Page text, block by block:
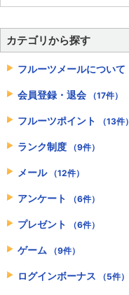
カテゴリから探す
フルーツメールについて
会員登録・退会 （17件）
フルーツポイント （13件）
ランク制度 （9件）
メール （12件）
アンケート （6件）
プレゼント （6件）
ゲーム （9件）
ログインボーナス （5件）